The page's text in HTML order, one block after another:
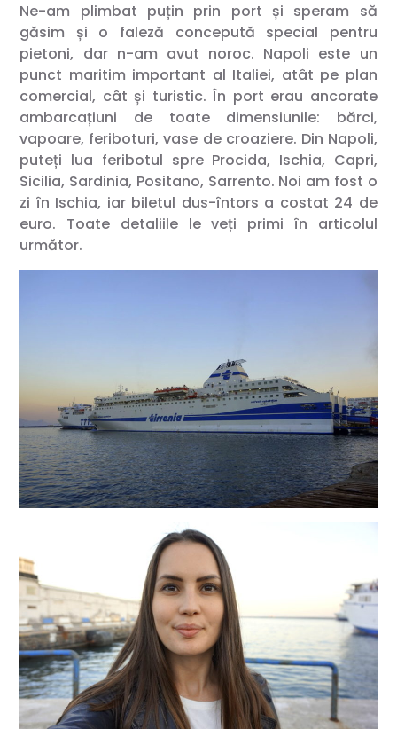
Ne-am plimbat puțin prin port și speram să
găsim și o faleză concepută special pentru
pietoni, dar n-am avut noroc. Napoli este un
punct maritim important al Italiei, atât pe plan
comercial, cât și turistic. În port erau ancorate
ambarcațiuni de toate dimensiunile: bărci,
vapoare, feriboturi, vase de croaziere. Din Napoli,
puteți lua feribotul spre Procida, Ischia, Capri,
Sicilia, Sardinia, Positano, Sarrento. Noi am fost o
zi în Ischia, iar biletul dus-întors a costat 24 de
euro. Toate detaliile le veți primi în articolul
următor.